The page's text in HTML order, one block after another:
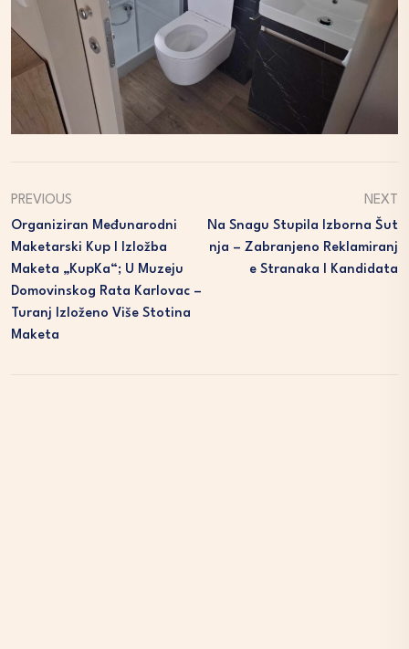
PREVIOUS
Organiziran Međunarodni
Maketarski Kup I Izložba
Maketa „KupKa“; U Muzeju
Domovinskog Rata Karlovac –
Turanj Izloženo Više Stotina
Maketa
NEXT
Na Snagu Stupila Izborna Šut
Nja – Zabranjeno Reklamiranj
E Stranaka I Kandidata